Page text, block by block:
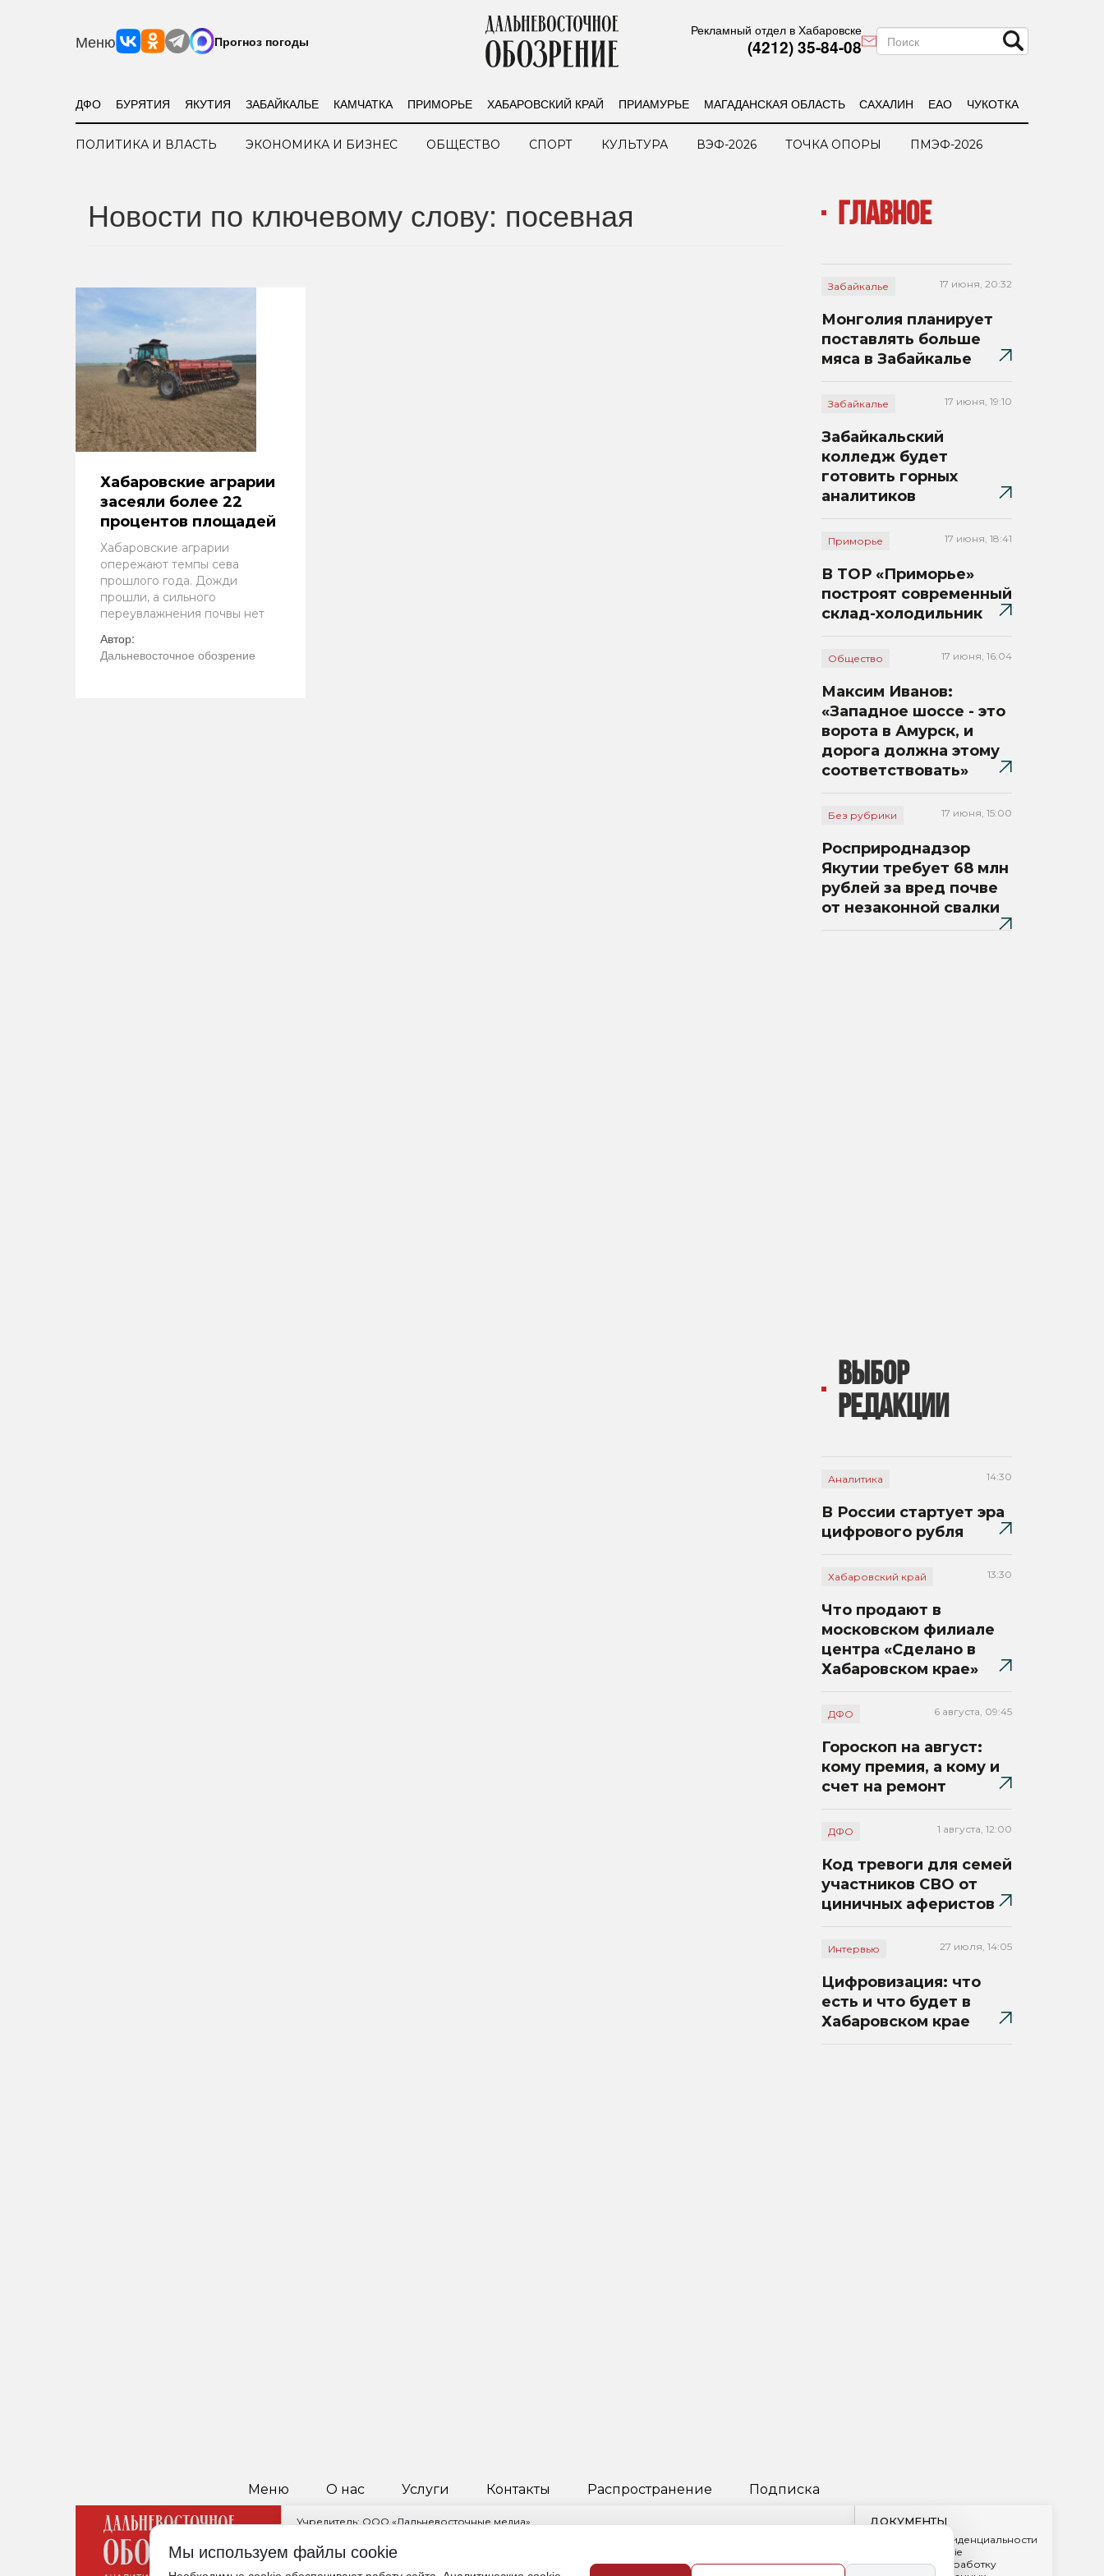
Меню Прогноз погоды
Рекламный отдел в Хабаровске
(4212) 35-84-08
ДФО БУРЯТИЯ ЯКУТИЯ ЗАБАЙКАЛЬЕ КАМЧАТКА ПРИМОРЬЕ ХАБАРОВСКИЙ КРАЙ ПРИАМУРЬЕ МАГАДАНСКАЯ ОБЛАСТЬ САХАЛИН ЕАО ЧУКОТКА
ПОЛИТИКА И ВЛАСТЬ ЭКОНОМИКА И БИЗНЕС ОБЩЕСТВО СПОРТ КУЛЬТУРА ВЭФ-2026 ТОЧКА ОПОРЫ ПМЭФ-2026
Новости по ключевому слову: посевная
Хабаровские аграрии
засеяли более 22
процентов площадей
Хабаровские аграрии
опережают темпы сева
прошлого года. Дожди
прошли, а сильного
переувлажнения почвы нет
Автор:
Дальневосточное обозрение
ГЛАВНОЕ
Забайкалье 17 июня, 20:32
Монголия планирует
поставлять больше
мяса в Забайкалье
Забайкалье 17 июня, 19:10
Забайкальский
колледж будет
готовить горных
аналитиков
Приморье 17 июня, 18:41
В ТОР «Приморье»
построят современный
склад-холодильник
Общество 17 июня, 16:04
Максим Иванов:
«Западное шоссе - это
ворота в Амурск, и
дорога должна этому
соответствовать»
Без рубрики 17 июня, 15:00
Росприроднадзор
Якутии требует 68 млн
рублей за вред почве
от незаконной свалки
ВЫБОР
РЕДАКЦИИ
Аналитика 14:30
В России стартует эра
цифрового рубля
Хабаровский край 13:30
Что продают в
московском филиале
центра «Сделано в
Хабаровском крае»
ДФО 6 августа, 09:45
Гороскоп на август:
кому премия, а кому и
счет на ремонт
ДФО 1 августа, 12:00
Код тревоги для семей
участников СВО от
циничных аферистов
Интервью 27 июля, 14:05
Цифровизация: что
есть и что будет в
Хабаровском крае
Меню О нас Услуги Контакты Распространение Подписка
Учредитель: ООО «Дальневосточные медиа»
680021, Хабаровский край, г. Хабаровск, ул. Ленинградская, д. 53, корп. 2, помещ. 1/2
Редакция: +7 (421) 235-82-35,
info@obozdv.ru
ДОКУМЕНТЫ
Политика конфиденциальности
Обработка cookie
Согласие на обработку
Мы используем файлы cookie